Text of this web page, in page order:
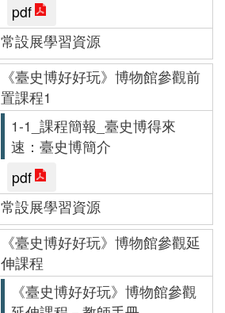
pdf
常設展學習資源
《臺史博好好玩》博物館參觀前
置課程1
1-1_課程簡報_臺史博得來
速：臺史博簡介
pdf
常設展學習資源
《臺史博好好玩》博物館參觀延
伸課程
《臺史博好好玩》博物館參觀